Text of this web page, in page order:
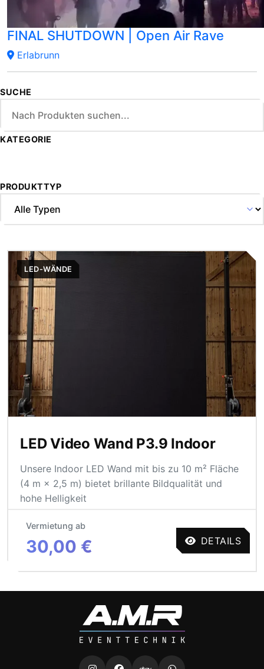
FINAL SHUTDOWN | Open Air Rave
Erlabrunn
SUCHE
KATEGORIE
PRODUKTTYP
LED-WÄNDE
LED Video Wand P3.9 Indoor
Unsere Indoor LED Wand mit bis zu 10 m² Fläche
(4 m × 2,5 m) bietet brillante Bildqualität und
hohe Helligkeit
Vermietung ab
30,00 € DETAILS